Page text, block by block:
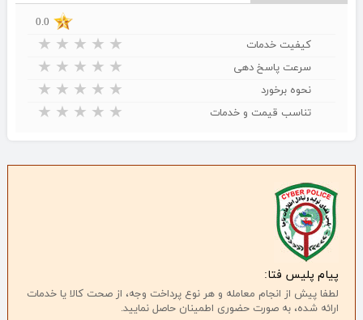
0.0
کیفیت خدمات
★
★
★
★
★
سرعت پاسخ دهی ★
★
★
★
★
نحوه برخورد ★
★
★
★
★
تناسب قیمت و خدمات ★
★
★
★
★
پیام پلیس فتا:
لطفا پیش از انجام معامله و هر نوع پرداخت وجه، از صحت کالا یا خدمات
ارائه شده، به صورت حضوری اطمینان حاصل نمایید.